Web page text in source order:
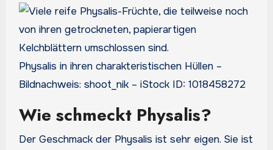
Physalis in ihren charakteristischen Hüllen –
Bildnachweis: shoot_nik – iStock ID: 1018458272
Wie schmeckt Physalis?
Der Geschmack der Physalis ist sehr eigen. Sie ist